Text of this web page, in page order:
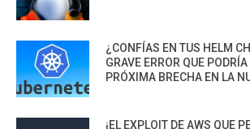
¿CONFÍAS EN TUS HELM
GRAVE ERROR QUE
PRÓXIMA BRECHA EN LA
¡EL EXPLOIT DE AWS QUE